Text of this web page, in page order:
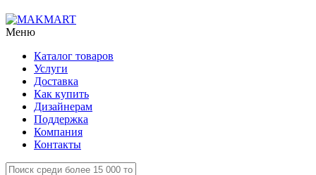
Меню
Каталог товаров
Услуги
Доставка
Как купить
Дизайнерам
Поддержка
Компания
Контакты